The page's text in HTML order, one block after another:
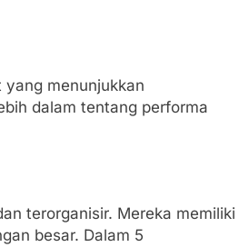
yang menunjukkan
dalam tentang performa
terorganisir. Mereka memiliki
besar. Dalam 5